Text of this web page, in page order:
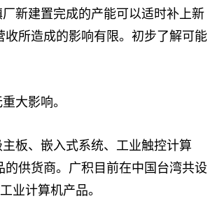
新建置完成的产能可以适时补上新
所造成的影响有限。初步了解可能
大影响。
板、嵌入式系统、工业触控计算
供货商。广积目前在中国台湾共设
业计算机产品。